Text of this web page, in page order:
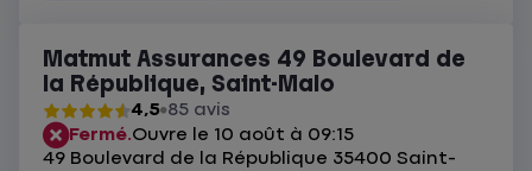
Matmut Assurances 49 Boulevard de
la République, Saint-Malo
4,5 85 avis
Fermé.Ouvre le 10 août à 09:15
49 Boulevard de la République 35400 Saint-